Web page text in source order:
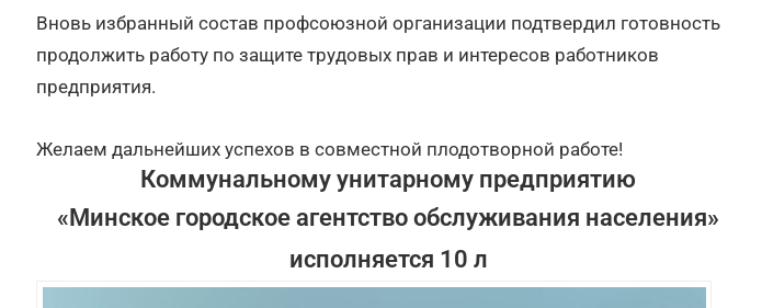
Вновь избранный состав профсоюзной организации подтвердил готовность
продолжить работу по защите трудовых прав и интересов работников
предприятия.
Желаем дальнейших успехов в совместной плодотворной работе!
Коммунальному унитарному предприятию
«Минское городское агентство обслуживания населения»
исполняется 10 лет